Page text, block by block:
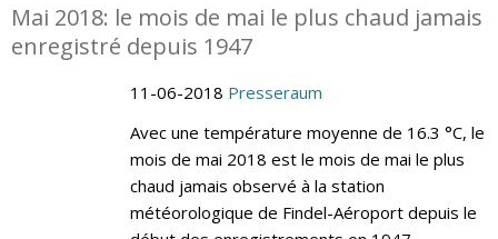
Mai 2018: le mois de mai le plus chaud jamais
enregistré depuis 1947
11-06-2018 Presseraum
Avec une température moyenne de 16.3 °C, le
mois de mai 2018 est le mois de mai le plus
chaud jamais observé à la station
météorologique de Findel-Aéroport depuis le